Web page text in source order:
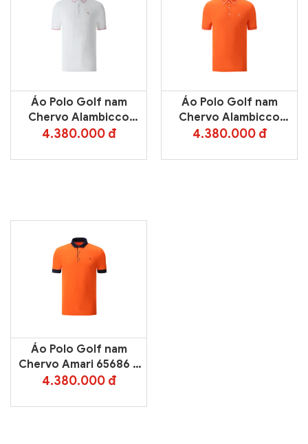
ĐẠI SỨ THƯƠNG HIỆU
Áo Polo Golf nam
Chervo Alambicco
65688 – White 100
4.380.000 đ
Áo Polo Golf nam
Chervo Alambicco
65688 – Orange 390
4.380.000 đ
Áo Polo Golf nam
Chervo Amari 65686 –
Orange 390
4.380.000 đ